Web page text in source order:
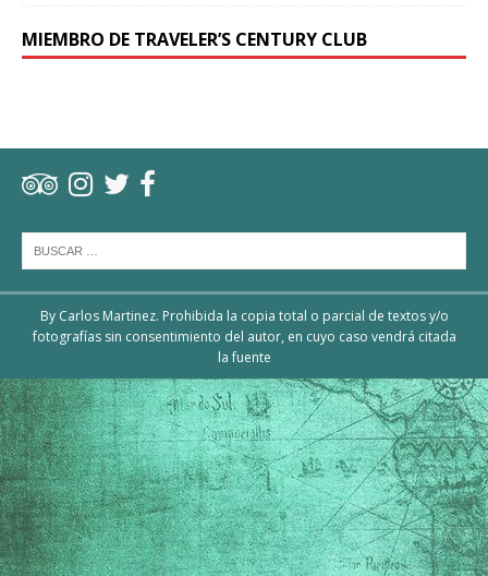
MIEMBRO DE TRAVELER’S CENTURY CLUB
By Carlos Martinez. Prohibida la copia total o parcial de textos y/o
fotografías sin consentimiento del autor, en cuyo caso vendrá citada
la fuente